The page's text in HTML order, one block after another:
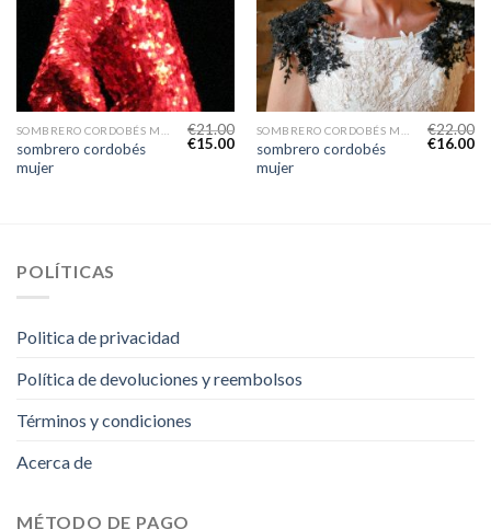
sombrero cordobés
mujer
€21.00
€15.00
sombrero cordobés
mujer
€22.00
€16.00
POLÍTICAS
Politica de privacidad
Política de devoluciones y reembolsos
Términos y condiciones
Acerca de
MÉTODO DE PAGO